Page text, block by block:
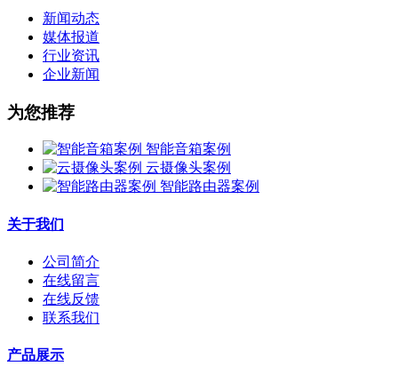
新闻动态
媒体报道
行业资讯
企业新闻
为您推荐
智能音箱案例
云摄像头案例
智能路由器案例
关于我们
公司简介
在线留言
在线反馈
联系我们
产品展示